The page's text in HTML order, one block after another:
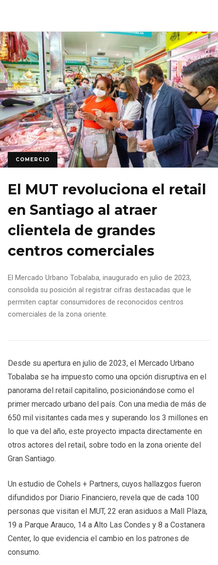
COMERCIO
El MUT revoluciona el retail
en Santiago al atraer
clientela de grandes
centros comerciales
El Mercado Urbano Tobalaba, inaugurado en julio de 2023,
consolida su posición al registrar cifras destacadas que le
permiten captar consumidores de reconocidos centros
comerciales de la zona oriente.
Desde su apertura en julio de 2023, el Mercado Urbano
Tobalaba se ha impuesto como una opción disruptiva en el
panorama del retail capitalino, posicionándose como el
primer mercado urbano del país. Con una media de más de
650 mil visitantes cada mes y superando los 3 millones en
lo que va del año, este proyecto impacta directamente en
otros actores del retail, sobre todo en la zona oriente del
Gran Santiago.
Un estudio de Cohels + Partners, cuyos hallazgos fueron
difundidos por Diario Financiero, revela que de cada 100
personas que visitan el MUT, 22 eran asiduos a Mall Plaza,
19 a Parque Arauco, 14 a Alto Las Condes y 8 a Costanera
Center, lo que evidencia el cambio en los patrones de
consumo.